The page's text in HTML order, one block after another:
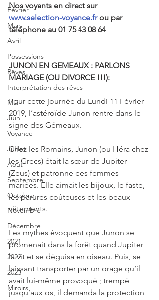
Février
Mars
Avril
Possessions
Rêves
Interprétation des rêves
Mai
Juin
Voyance
Juillet
Août
Septembre
Octobre
Novembre
Décembre
2021
2022
2023
Miroirs
Nos voyants en direct sur
www.selection-voyance.fr ou par
téléphone au 01 75 43 08 64
JUNON EN GEMEAUX : PARLONS
MARIAGE (OU DIVORCE !!!):
Pour cette journée du Lundi 11 Février
2019, l’astéroïde Junon rentre dans le
signe des Gémeaux.
Chez les Romains, Junon (ou Héra chez
les Grecs) était la sœur de Jupiter
(Zeus) et patronne des femmes
mariées. Elle aimait les bijoux, le faste,
les parures coûteuses et les beaux
vêtements.
Les mythes évoquent que Junon se
promenait dans la forêt quand Jupiter
la vit et se déguisa en oiseau. Puis, se
laissant transporter par un orage qu’il
avait lui-même provoqué ; trempé
jusqu’aux os, il demanda la protection